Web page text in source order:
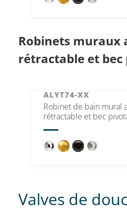
Robinets muraux
rétractable et
ALYT74-XX
Robinet de bain mural
rétractable et bec
Valves de